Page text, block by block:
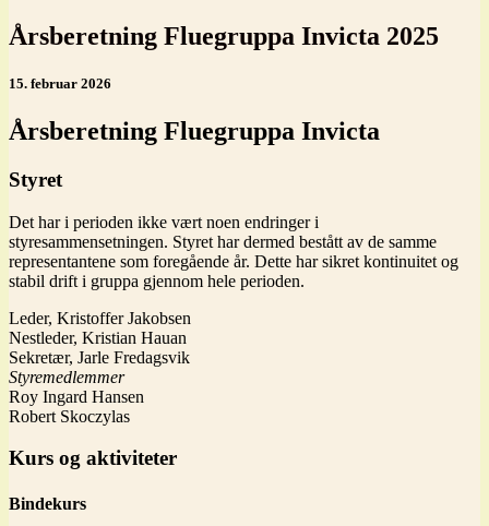
Årsberetning Fluegruppa Invicta 2025
15. februar 2026
Årsberetning Fluegruppa Invicta
Styret
Det har i perioden ikke vært noen endringer i
styresammensetningen. Styret har dermed bestått av de samme
representantene som foregående år. Dette har sikret kontinuitet og
stabil drift i gruppa gjennom hele perioden.
Leder, Kristoffer Jakobsen
Nestleder, Kristian Hauan
Sekretær, Jarle Fredagsvik
Styremedlemmer
Roy Ingard Hansen
Robert Skoczylas
Kurs og aktiviteter
Bindekurs